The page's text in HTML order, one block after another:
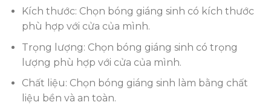
Kích thước: Chọn bóng giáng sinh có kích thước
phù hợp với cửa của mình.
Trọng lượng: Chọn bóng giáng sinh có trọng
lượng phù hợp với cửa của mình.
Chất liệu: Chọn bóng giáng sinh làm bằng chất
liệu bền và an toàn.